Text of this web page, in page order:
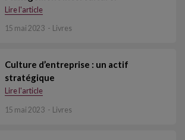
Lire l'article
15 mai 2023 Livres
Culture d’entreprise : un actif
stratégique
Lire l'article
15 mai 2023 Livres